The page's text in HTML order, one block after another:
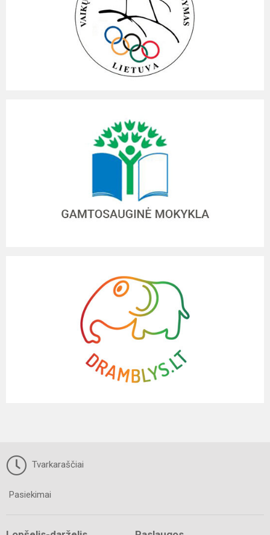
Tvarkaraščiai
Pasiekimai